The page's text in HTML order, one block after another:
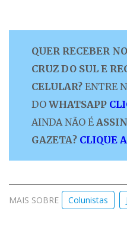
QUER RECEBER
CRUZ DO SUL E
CELULAR? ENTRE
DO WHATSAPP
AINDA NÃO É
GAZETA? CLIQUE
MAIS SOBRE Colunistas